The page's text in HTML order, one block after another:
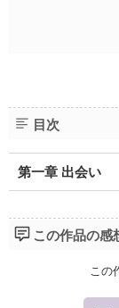
目次
第一章 出会い
この作品の感
この